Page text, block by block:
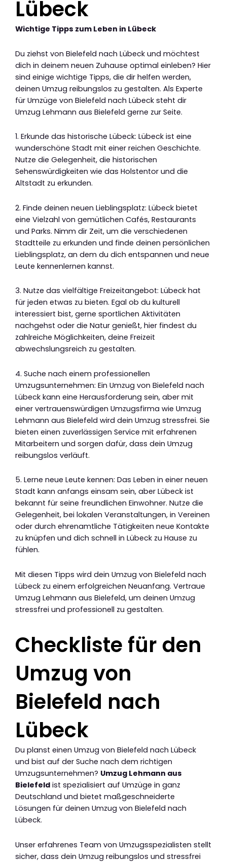
Lübeck
Wichtige Tipps zum Leben in Lübeck
Du ziehst von Bielefeld nach Lübeck und möchtest
dich in deinem neuen Zuhause optimal einleben? Hier
sind einige wichtige Tipps, die dir helfen werden,
deinen Umzug reibungslos zu gestalten. Als Experte
für Umzüge von Bielefeld nach Lübeck steht dir
Umzug Lehmann aus Bielefeld gerne zur Seite.
1. Erkunde das historische Lübeck: Lübeck ist eine
wunderschöne Stadt mit einer reichen Geschichte.
Nutze die Gelegenheit, die historischen
Sehenswürdigkeiten wie das Holstentor und die
Altstadt zu erkunden.
2. Finde deinen neuen Lieblingsplatz: Lübeck bietet
eine Vielzahl von gemütlichen Cafés, Restaurants
und Parks. Nimm dir Zeit, um die verschiedenen
Stadtteile zu erkunden und finde deinen persönlichen
Lieblingsplatz, an dem du dich entspannen und neue
Leute kennenlernen kannst.
3. Nutze das vielfältige Freizeitangebot: Lübeck hat
für jeden etwas zu bieten. Egal ob du kulturell
interessiert bist, gerne sportlichen Aktivitäten
nachgehst oder die Natur genießt, hier findest du
zahlreiche Möglichkeiten, deine Freizeit
abwechslungsreich zu gestalten.
4. Suche nach einem professionellen
Umzugsunternehmen: Ein Umzug von Bielefeld nach
Lübeck kann eine Herausforderung sein, aber mit
einer vertrauenswürdigen Umzugsfirma wie Umzug
Lehmann aus Bielefeld wird dein Umzug stressfrei. Sie
bieten einen zuverlässigen Service mit erfahrenen
Mitarbeitern und sorgen dafür, dass dein Umzug
reibungslos verläuft.
5. Lerne neue Leute kennen: Das Leben in einer neuen
Stadt kann anfangs einsam sein, aber Lübeck ist
bekannt für seine freundlichen Einwohner. Nutze die
Gelegenheit, bei lokalen Veranstaltungen, in Vereinen
oder durch ehrenamtliche Tätigkeiten neue Kontakte
zu knüpfen und dich schnell in Lübeck zu Hause zu
fühlen.
Mit diesen Tipps wird dein Umzug von Bielefeld nach
Lübeck zu einem erfolgreichen Neuanfang. Vertraue
Umzug Lehmann aus Bielefeld, um deinen Umzug
stressfrei und professionell zu gestalten.
Checkliste für den
Umzug von
Bielefeld nach
Lübeck
Du planst einen Umzug von Bielefeld nach Lübeck
und bist auf der Suche nach dem richtigen
Umzugsunternehmen? Umzug Lehmann aus
Bielefeld ist spezialisiert auf Umzüge in ganz
Deutschland und bietet maßgeschneiderte
Lösungen für deinen Umzug von Bielefeld nach
Lübeck.
Unser erfahrenes Team von Umzugsspezialisten stellt
sicher, dass dein Umzug reibungslos und stressfrei